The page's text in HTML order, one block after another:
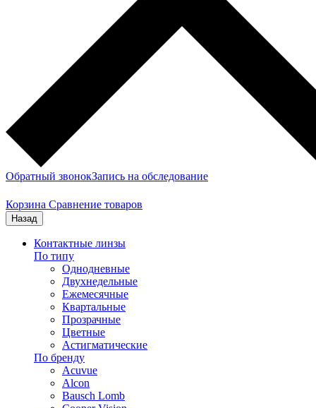
Обратный звонокЗапись на обследование
Корзина Сравнение товаров
Назад
Контактные линзы
По типу
Однодневные
Двухнедельные
Ежемесячные
Квартальные
Прозрачные
Цветные
Астигматические
По бренду
Acuvue
Alcon
Bausch Lomb